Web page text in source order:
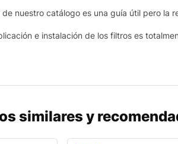
de nuestro catálogo es una guía útil pero la
e instalación de los filtros es
similares y